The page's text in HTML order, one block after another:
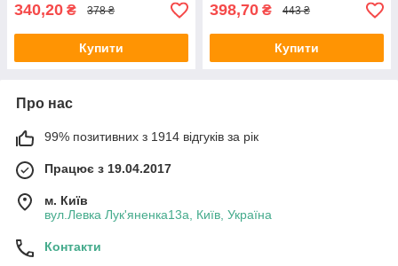
340,20 ₴ 378 ₴
Купити
398,70 ₴ 443 ₴
Купити
Про нас
99% позитивних з 1914 відгуків за рік
Працює з 19.04.2017
м. Київ
вул.Левка Лук'яненка13а, Київ, Україна
Контакти